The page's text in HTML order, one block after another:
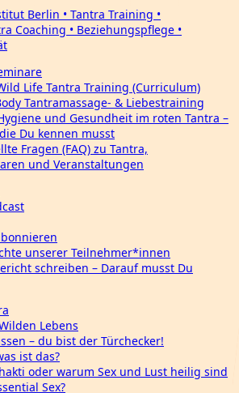
Life Tantra Training (Curriculum)
Tantramassage- & Liebestraining
und Gesundheit im roten Tantra –
Du kennen musst
Fragen (FAQ) zu Tantra,
und Veranstaltungen
unserer Teilnehmer*innen
schreiben – Darauf musst Du
Lebens
– du bist der Türchecker!
ist das?
oder warum Sex und Lust heilig sind
Sex?